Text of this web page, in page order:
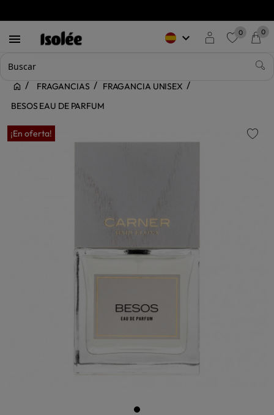
 keyboard_arrow_down 0 0
FRAGANCIAS
FRAGANCIA UNISEX
BESOS EAU DE PARFUM
¡En oferta!